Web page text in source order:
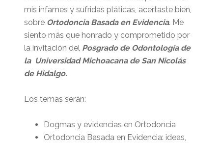
mis infames y sufridas pláticas, acertaste bien,
sobre Ortodoncia Basada en Evidencia. Me
siento más que honrado y comprometido por
la invitación del Posgrado de Odontología de
la Universidad Michoacana de San Nicolás
de Hidalgo.
Los temas serán:
Dogmas y evidencias en Ortodoncia
Ortodoncia Basada en Evidencia: ideas,